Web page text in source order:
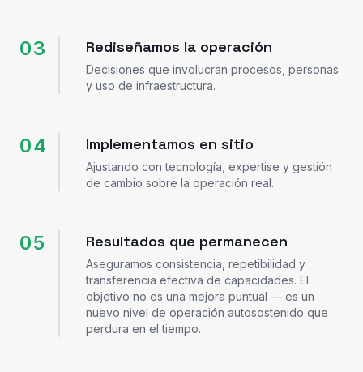
03 Rediseñamos la operación
Decisiones que involucran procesos, personas
y uso de infraestructura.
04 Implementamos en sitio
Ajustando con tecnología, expertise y gestión
de cambio sobre la operación real.
05 Resultados que permanecen
Aseguramos consistencia, repetibilidad y
transferencia efectiva de capacidades. El
objetivo no es una mejora puntual — es un
nuevo nivel de operación autosostenido que
perdura en el tiempo.